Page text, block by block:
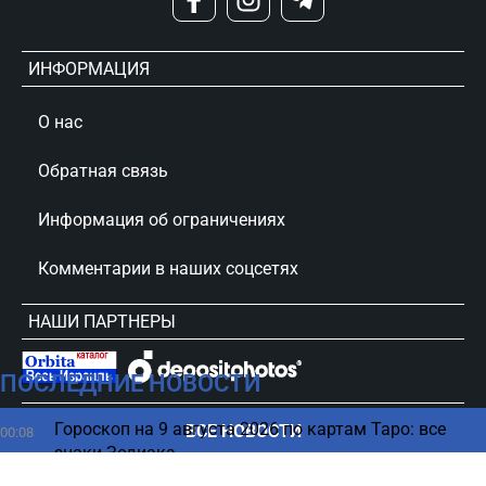
ПОСЛЕДНИЕ НОВОСТИ
00:08
Гороскоп на 9 августа 2026 по картам Таро: все
знаки Зодиака
ВСЕ НОВОСТИ
ИНФОРМАЦИЯ
О нас
Обратная связь
Информация об ограничениях
Комментарии в наших соцсетях
НАШИ ПАРТНЕРЫ
сursorinfo.co.il © Все права защищены